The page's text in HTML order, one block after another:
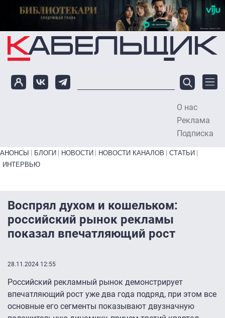
Перейти к основному содержанию
О нас
Реклама
Подписка
Primary links bottom
АНОНСЫ БЛОГИ НОВОСТИ НОВОСТИ КАНАЛОВ
СТАТЬИ
ИНТЕРВЬЮ
Воспрял духом и кошельком:
российский рынок рекламы
показал впечатляющий рост
28.11.2024 12:55
Российский рекламный рынок демонстрирует
впечатляющий рост уже два года подряд, при этом все
основные его сегменты показывают двузначную